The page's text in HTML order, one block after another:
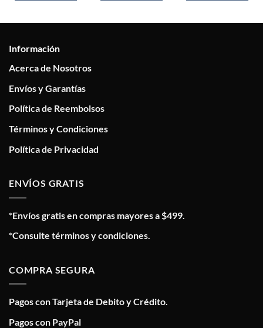
Información
Acerca de Nosotros
Envíos y Garantías
Política de Reembolsos
Términos y Condiciones
Política de Privacidad
ENVÍOS GRATIS
*Envíos gratis en compras mayores a $499.
*Consulte términos y condiciones.
COMPRA SEGURA
Pagos con Tarjeta de Debito y Crédito.
Pagos con PayPal